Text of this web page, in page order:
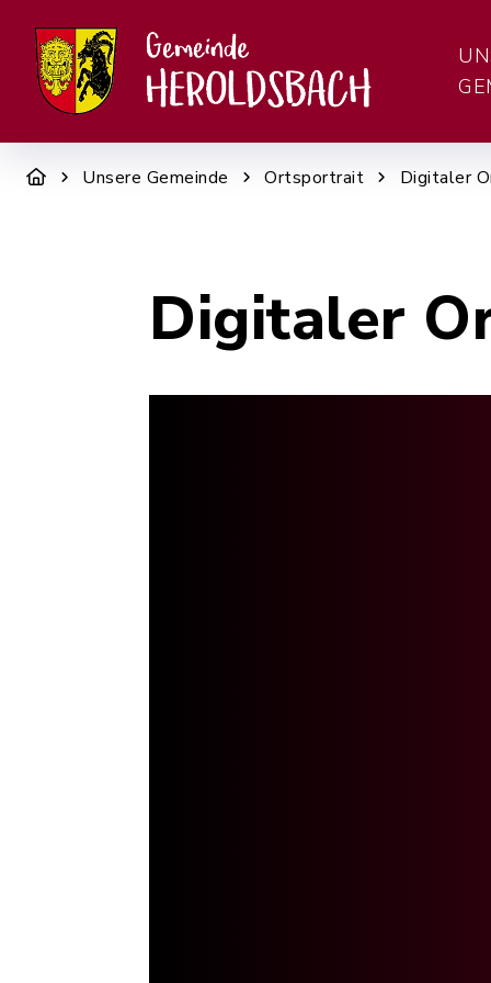
Unsere Gemeinde Ortsportrait Digitaler
Digitaler